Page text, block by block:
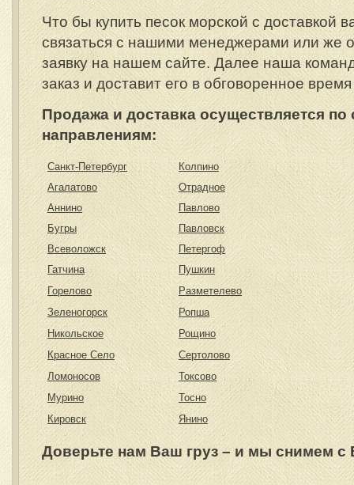
Что бы купить песок морской с доставкой
связаться с нашими менеджерами или же
заявку на нашем сайте. Далее наша
заказ и доставит его в обговоренное
Продажа и доставка осуществляется
направлениям:
Санкт-Петербург
Колпино
Агалатово
Отрадное
Аннино
Павлово
Бугры
Павловск
Всеволожск
Петергоф
Гатчина
Пушкин
Горелово
Разметелево
Зеленогорск
Ропша
Никольское
Рощино
Красное Село
Сертолово
Ломоносов
Токсово
Мурино
Тосно
Кировск
Янино
Доверьте нам Ваш груз – и мы снимем с